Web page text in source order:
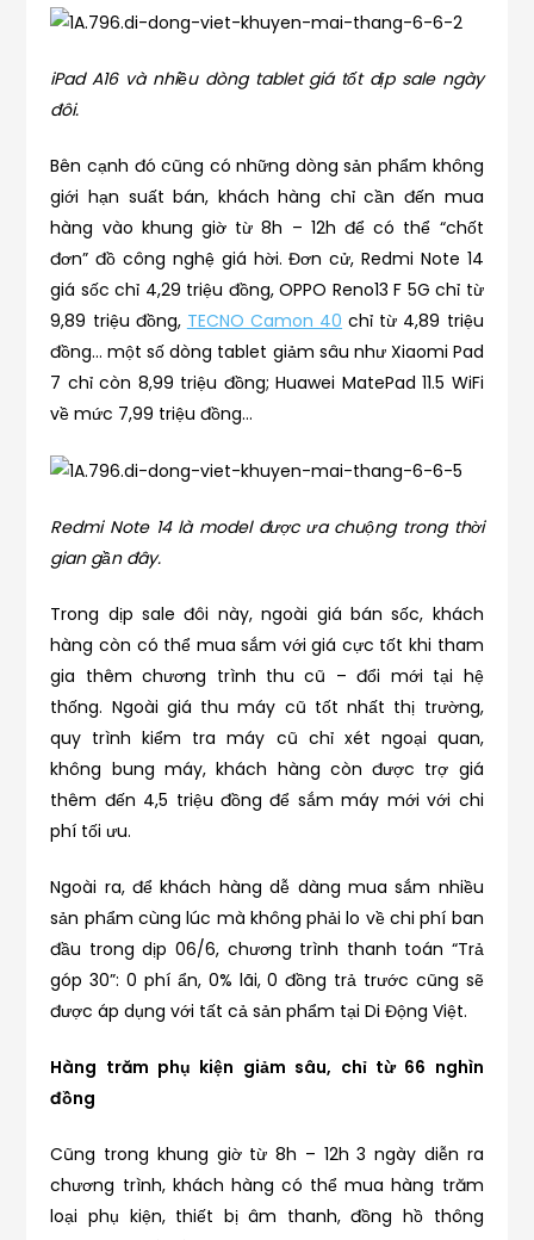
iPad A16 và nhiều dòng tablet giá tốt dịp sale ngày
đôi.
Bên cạnh đó cũng có những dòng sản phẩm không
giới hạn suất bán, khách hàng chỉ cần đến mua
hàng vào khung giờ từ 8h – 12h để có thể “chốt
đơn” đồ công nghệ giá hời. Đơn cử, Redmi Note 14
giá sốc chỉ 4,29 triệu đồng, OPPO Reno13 F 5G chỉ từ
9,89 triệu đồng, TECNO Camon 40 chỉ từ 4,89 triệu
đồng… một số dòng tablet giảm sâu như Xiaomi Pad
7 chỉ còn 8,99 triệu đồng; Huawei MatePad 11.5 WiFi
về mức 7,99 triệu đồng…
Redmi Note 14 là model được ưa chuộng trong thời
gian gần đây.
Trong dịp sale đôi này, ngoài giá bán sốc, khách
hàng còn có thể mua sắm với giá cực tốt khi tham
gia thêm chương trình thu cũ – đổi mới tại hệ
thống. Ngoài giá thu máy cũ tốt nhất thị trường,
quy trình kiểm tra máy cũ chỉ xét ngoại quan,
không bung máy, khách hàng còn được trợ giá
thêm đến 4,5 triệu đồng để sắm máy mới với chi
phí tối ưu.
Ngoài ra, để khách hàng dễ dàng mua sắm nhiều
sản phẩm cùng lúc mà không phải lo về chi phí ban
đầu trong dịp 06/6, chương trình thanh toán “Trả
góp 30”: 0 phí ẩn, 0% lãi, 0 đồng trả trước cũng sẽ
được áp dụng với tất cả sản phẩm tại Di Động Việt.
Hàng trăm phụ kiện giảm sâu, chỉ từ 66 nghìn
đồng
Cũng trong khung giờ từ 8h – 12h 3 ngày diễn ra
chương trình, khách hàng có thể mua hàng trăm
loại phụ kiện, thiết bị âm thanh, đồng hồ thông